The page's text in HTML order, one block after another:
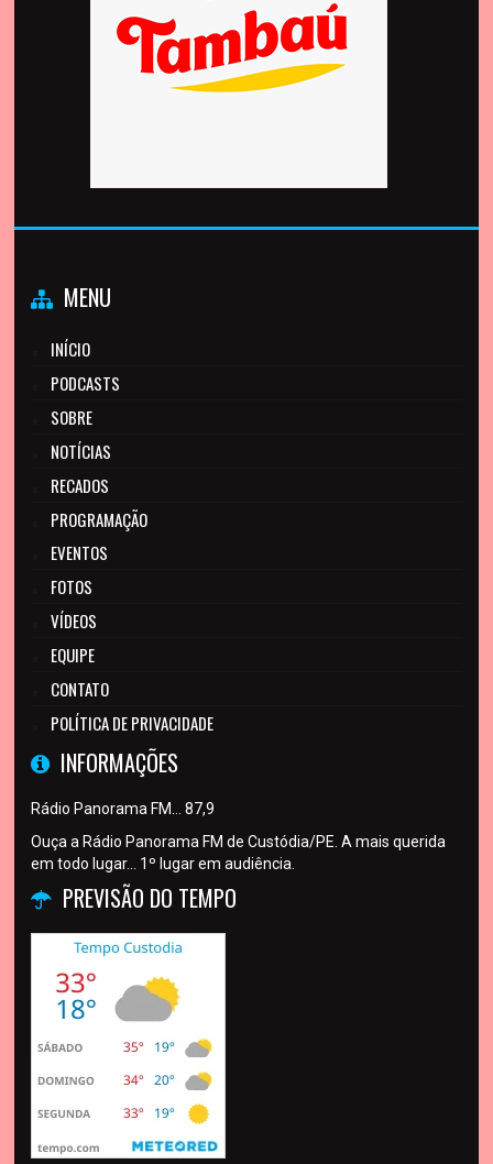
MENU
INÍCIO
PODCASTS
SOBRE
NOTÍCIAS
RECADOS
PROGRAMAÇÃO
EVENTOS
FOTOS
VÍDEOS
EQUIPE
CONTATO
POLÍTICA DE PRIVACIDADE
INFORMAÇÕES
Rádio Panorama FM… 87,9
Ouça a Rádio Panorama FM de Custódia/PE. A mais querida
em todo lugar... 1º lugar em audiência.
PREVISÃO DO TEMPO